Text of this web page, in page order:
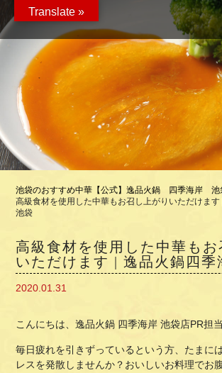
池袋のおすすめ中華【公式】逸品火鍋 四季海岸 池
高級食材を使用した中華もお召し上がりいただけま
池袋
高級食材を使用した中華もお
いただけます | 逸品火鍋四季
2020.01.31
こんにちは、逸品火鍋 四季海岸 池袋店PR担当
毎日疲れを引きずっているという方、たまに
レスを発散しませんか？おいしいお料理でお
Translate »